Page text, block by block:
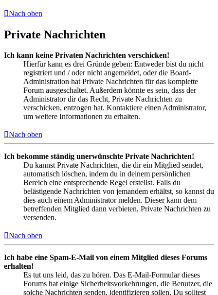
Nach oben
Private Nachrichten
Ich kann keine Privaten Nachrichten verschicken!
Hierfür kann es drei Gründe geben: Entweder bist du nicht
registriert und / oder nicht angemeldet, oder die Board-
Administration hat Private Nachrichten für das komplette
Forum ausgeschaltet. Außerdem könnte es sein, dass der
Administrator dir das Recht, Private Nachrichten zu
verschicken, entzogen hat. Kontaktiere einen Administrator,
um weitere Informationen zu erhalten.
Nach oben
Ich bekomme ständig unerwünschte Private Nachrichten!
Du kannst Private Nachrichten, die dir ein Mitglied sendet,
automatisch löschen, indem du in deinem persönlichen
Bereich eine entsprechende Regel erstellst. Falls du
belästigende Nachrichten von jemandem erhältst, so kannst du
dies auch einem Administrator melden. Dieser kann dem
betreffenden Mitglied dann verbieten, Private Nachrichten zu
versenden.
Nach oben
Ich habe eine Spam-E-Mail von einem Mitglied dieses Forums
erhalten!
Es tut uns leid, das zu hören. Das E-Mail-Formular dieses
Forums hat einige Sicherheitsvorkehrungen, die Benutzer, die
solche Nachrichten senden, identifizieren sollen. Du solltest